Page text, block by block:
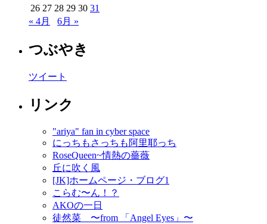
26 27 28 29 30 31
« 4月
6月 »
つぶやき
ツイート
リンク
"ariya" fan in cyber space
にっちもさっちも阿里耶っち
RoseQueen~情熱の薔薇
丘に吹く風
[JK]ホームページ・ブログ1
こらむ〜ん！？
AKOの一日
徒然菜 〜from 「Angel Eyes」〜